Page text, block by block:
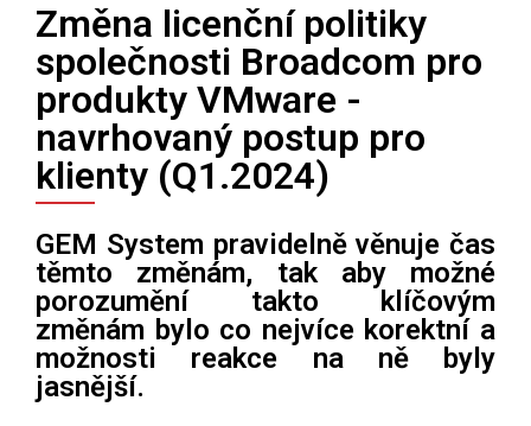
Změna licenční politiky
společnosti Broadcom pro
produkty VMware -
navrhovaný postup pro
klienty (Q1.2024)
GEM System pravidelně věnuje čas
těmto změnám, tak aby možné
porozumění takto klíčovým
změnám bylo co nejvíce korektní a
možnosti reakce na ně byly
jasnější.